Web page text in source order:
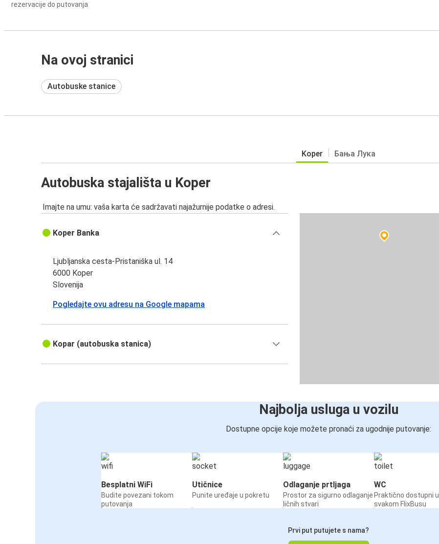
rezervacije do putovanja
Na ovoj stranici
Autobuske stanice
Koper Бања Лука
Autobuska stajališta u Koper
Imajte na umu: vaša karta će sadržavati najažurnije podatke o adresi.
Koper Banka
Ljubljanska cesta-Pristaniška ul. 14
6000 Koper
Slovenija
Pogledajte ovu adresu na Google mapama
Kopar (autobuska stanica)
Najbolja usluga u vozilu
Dostupne opcije koje možete pronaći za ugodnije putovanje:
Besplatni WiFi
Budite povezani tokom
putovanja
Utičnice
Punite uređaje u pokretu
Odlaganje prtljaga
Prostor za sigurno odlaganje
ličnih stvari
WC
Praktično dostupni u
svakom FlixBusu
Prvi put putujete s nama?